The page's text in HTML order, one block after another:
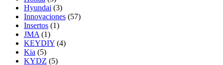
Hyundai (3)
Innovaciones (57)
Insertos (1)
JMA (1)
KEYDIY (4)
Kia (5)
KYDZ (5)